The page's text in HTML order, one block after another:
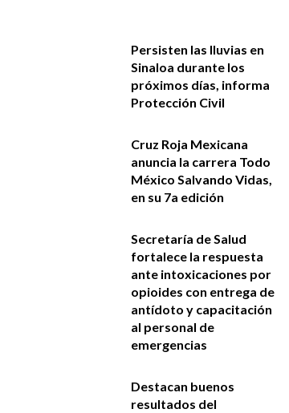
Persisten las lluvias en
Sinaloa durante los
próximos días, informa
Protección Civil
Cruz Roja Mexicana
anuncia la carrera Todo
México Salvando Vidas,
en su 7a edición
Secretaría de Salud
fortalece la respuesta
ante intoxicaciones por
opioides con entrega de
antídoto y capacitación
al personal de
emergencias
Destacan buenos
resultados del